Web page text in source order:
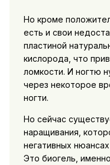
Но кроме
есть и свои
пластиной
кислорода, что
ломкости. И ногтю
через некоторое
ногти.
Но сейчас
наращивания,
негативных
Это биогель,